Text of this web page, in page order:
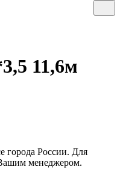
11,6м
города России. Для
менеджером.